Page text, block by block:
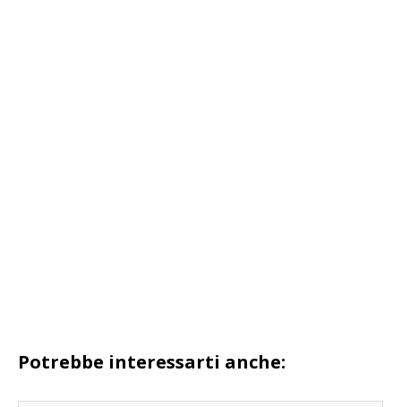
Potrebbe interessarti anche: